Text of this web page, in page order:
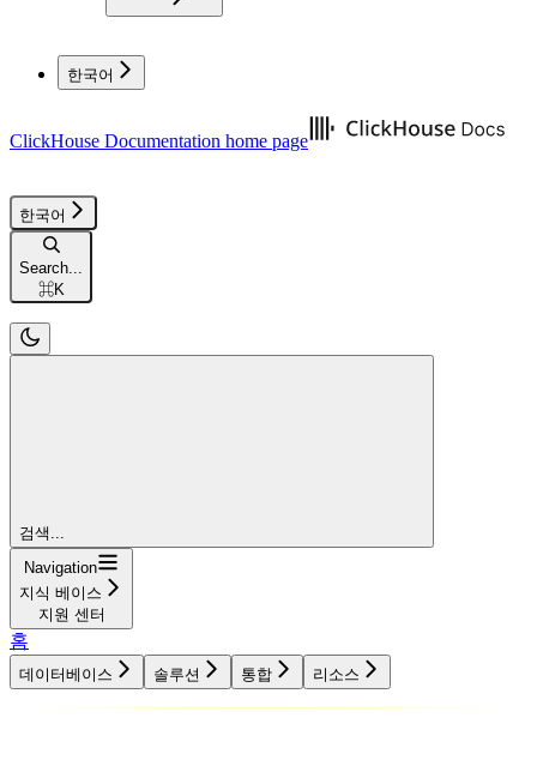
한국어
ClickHouse Documentation home page
한국어
Search...
⌘K
검색...
Navigation
지식 베이스
지원 센터
홈
데이터베이스 솔루션 통합 리소스